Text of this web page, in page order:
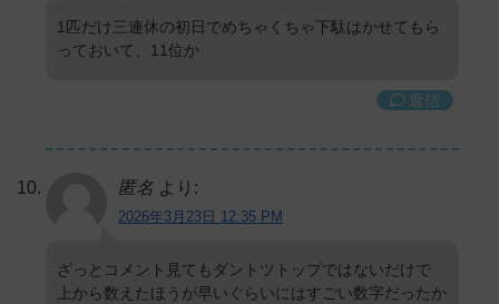
1匹だけ三連休の初日でめちゃくちゃ下駄はかせてもら
っておいて、11位か
返信
匿名 より:
2026年3月23日 12:35 PM
ざっとコメント見てもダントツトップではないだけで
上から数えたほうが早いぐらいにはすごい数字だったか